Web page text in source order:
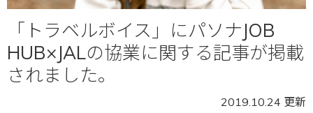
「トラベルボイス」にパソナJOB
HUB×JALの協業に関する記事が掲載
されました。
2019.10.24 更新